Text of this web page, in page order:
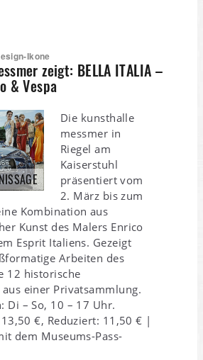
Ikone
zeigt: BELLA ITALIA –
& Vespa
Die kunsthalle
messmer in
Riegel am
Kaiserstuhl
präsentiert vom
2. März bis zum
Kombination aus
Kunst des Malers Enrico
Esprit Italiens. Gezeigt
Arbeiten des
12 historische
einer Privatsammlung.
Di – So, 10 – 17 Uhr.
€, Reduziert: 11,50 € |
dem Museums-Pass-